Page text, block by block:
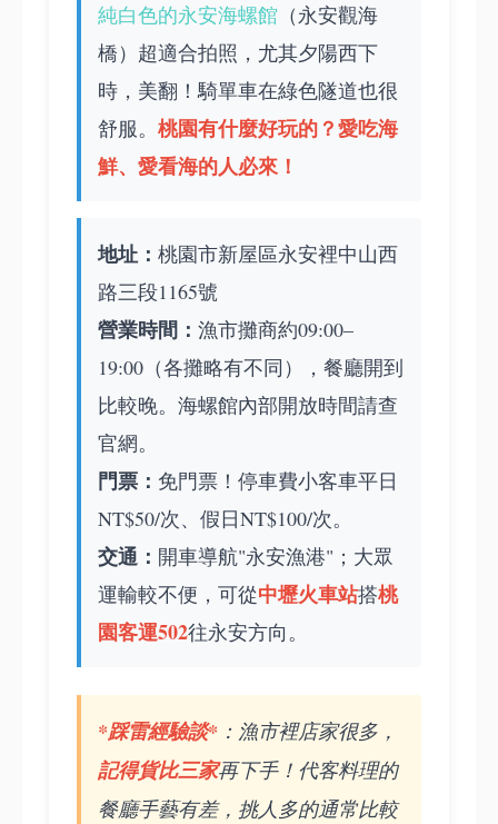
純白色的永安海螺館 （永安觀海
橋）超適合拍照，尤其夕陽西下
時，美翻！騎單車在綠色隧道也很
舒服。 桃園有什麼好玩的？愛吃海
鮮、愛看海的人必來！
地址： 桃園市新屋區永安裡中山西
路三段1165號
營業時間： 漁市攤商約09:00–
19:00（各攤略有不同），餐廳開到
比較晚。海螺館內部開放時間請查
官網。
門票： 免門票！停車費小客車平日
NT$50/次、假日NT$100/次。
交通： 開車導航"永安漁港"；大眾
運輸較不便，可從中壢火車站搭桃
園客運502往永安方向。
*踩雷經驗談* ：漁市裡店家很多，
記得貨比三家再下手！代客料理的
餐廳手藝有差，挑人多的通常比較